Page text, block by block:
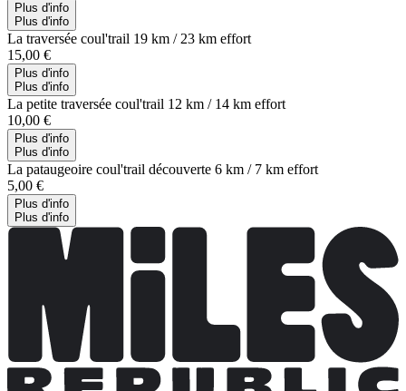
Plus d'info
Plus d'info
La traversée coul'trail 19 km / 23 km effort
15,00 €
Plus d'info
Plus d'info
La petite traversée coul'trail 12 km / 14 km effort
10,00 €
Plus d'info
Plus d'info
La pataugeoire coul'trail découverte 6 km / 7 km effort
5,00 €
Plus d'info
Plus d'info